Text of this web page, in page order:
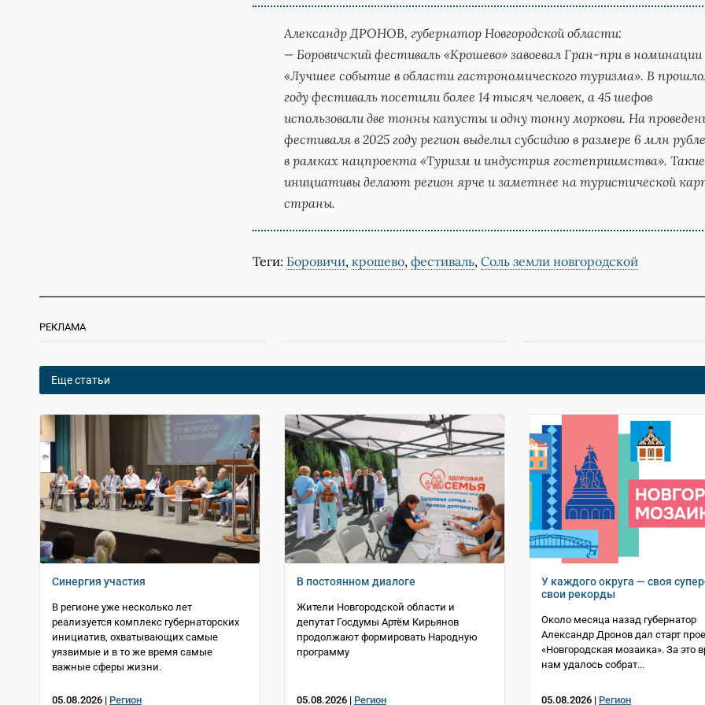
Александр ДРОНОВ, губернатор Новгородской области:
— Боровичский фестиваль «Крошево» завоевал Гран-при в номинации
«Лучшее событие в области гастрономического туризма». В
году фестиваль посетили более 14 тысяч человек, а 45 шефов
использовали две тонны капусты и одну тонну моркови. На
фестиваля в 2025 году регион выделил субсидию в размере 6 млн
в рамках нацпроекта «Туризм и индустрия гостеприимства». Такие
инициативы делают регион ярче и заметнее на туристической
страны.
Теги: Боровичи, крошево, фестиваль, Соль земли новгородской
РЕКЛАМА
Еще статьи
Синергия участия
В регионе уже несколько лет
реализуется комплекс губернаторских
инициатив, охватывающих самые
уязвимые и в то же время самые
важные сферы жизни.
05.08.2026 | Регион
В постоянном диалоге
Жители Новгородской области и
депутат Госдумы Артём Кирьянов
продолжают формировать Народную
программу
05.08.2026 | Регион
У каждого округа — своя
свои рекорды
Около месяца назад губернатор
Александр Дронов дал старт
«Новгородская мозаика». За это
нам удалось собрат...
05.08.2026 | Регион